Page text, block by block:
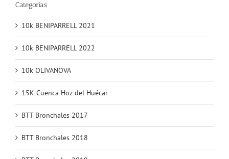
Categorías
10k BENIPARRELL 2021
10k BENIPARRELL 2022
10k OLIVANOVA
15K Cuenca Hoz del Huécar
BTT Bronchales 2017
BTT Bronchales 2018